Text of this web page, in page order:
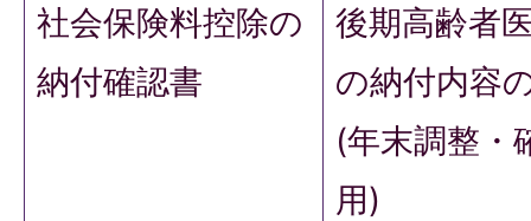
社会保険料控除の
納付確認書
後期高齢者
の納付内容
(年末調整・
用)